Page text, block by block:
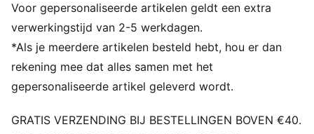
Systeem voor hielondersteuning
Vetersluiting
PUMA-merkdetails
Voor gepersonaliseerde artikelen geldt een extra
verwerkingstijd van 2-5 werkdagen.
*Als je meerdere artikelen besteld hebt, hou er dan
rekening mee dat alles samen met het
gepersonaliseerde artikel geleverd wordt.
GRATIS VERZENDING BIJ BESTELLINGEN BOVEN €40.